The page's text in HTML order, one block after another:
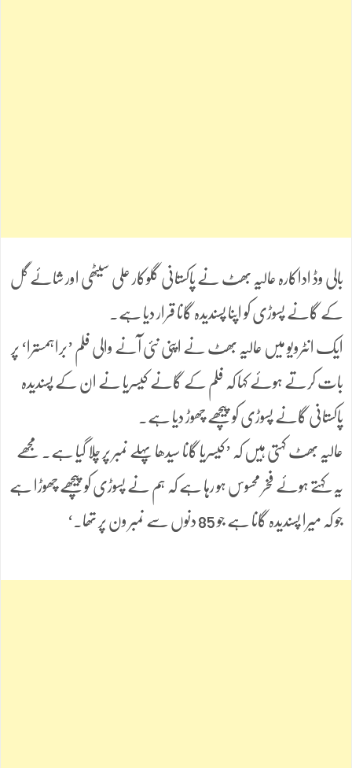
بالی وڈ اداکارہ عالیہ بھٹ نے پاکستانی گلوکار علی سیٹھی اور شائے گل
کے گانے پسوڑی کو اپنا پسندیدہ گانا قرار دیا ہے۔
ایک انٹرویو میں عالیہ بھٹ نے اپنی نئی آنے والی فلم ’براہمسترا‘ پر
بات کرتے ہوئے کہا کہ فلم کے گانے کیسریا نے ان کے پسندیدہ
پاکستانی گانے پسوڑی کو پیچھے چھوڑ دیا ہے۔
عالیہ بھٹ کہتی ہیں کہ ’کیسریا گانا سیدھا پہلے نمبر پر چلا گیا ہے۔ مجھے
یہ کہتے ہوئے فخر محسوس ہو رہا ہے کہ ہم نے پسوڑی کو پیچھے چھوڑا ہے
جو کہ میرا پسندیدہ گانا ہے جو 85 دنوں سے نمبر ون پر تھا۔‘